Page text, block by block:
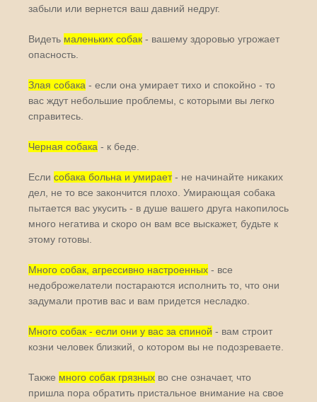
забыли или вернется ваш давний недруг.
Видеть маленьких собак - вашему здоровью угрожает
опасность.
Злая собака - если она умирает тихо и спокойно - то
вас ждут небольшие проблемы, с которыми вы легко
справитесь.
Черная собака - к беде.
Если собака больна и умирает - не начинайте никаких
дел, не то все закончится плохо. Умирающая собака
пытается вас укусить - в душе вашего друга накопилось
много негатива и скоро он вам все выскажет, будьте к
этому готовы.
Много собак, агрессивно настроенных - все
недоброжелатели постараются исполнить то, что они
задумали против вас и вам придется несладко.
Много собак - если они у вас за спиной - вам строит
козни человек близкий, о котором вы не подозреваете.
Также много собак грязных во сне означает, что
пришла пора обратить пристальное внимание на свое